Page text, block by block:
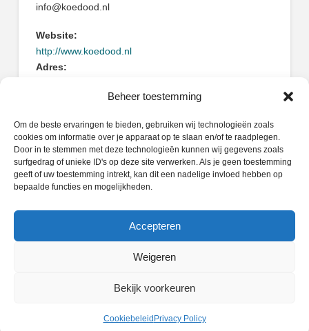
Beheer toestemming
Om de beste ervaringen te bieden, gebruiken wij technologieën zoals
cookies om informatie over je apparaat op te slaan en/of te raadplegen.
Door in te stemmen met deze technologieën kunnen wij gegevens zoals
surfgedrag of unieke ID's op deze site verwerken. Als je geen toestemming
geeft of uw toestemming intrekt, kan dit een nadelige invloed hebben op
bepaalde functies en mogelijkheden.
Accepteren
Weigeren
Bekijk voorkeuren
Cookiebeleid Privacy Policy
info@koedood.nl
Website:
http://www.koedood.nl
Adres:
3341LV Hendrik-Ido-Ambacht
Zoeken
Facebook
X
POWERED BYWIDIDI